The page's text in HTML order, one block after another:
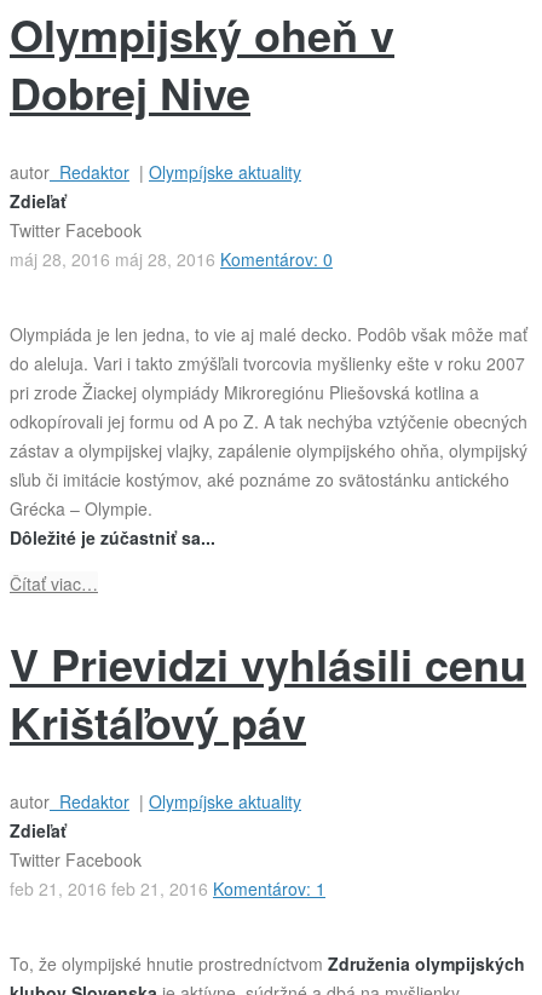
Olympijský oheň v
Dobrej Nive
autor Redaktor | Olympíjske aktuality
Zdieľať
Twitter Facebook
máj 28, 2016 máj 28, 2016 Komentárov: 0
Olympiáda je len jedna, to vie aj malé decko. Podôb však môže mať
do aleluja. Vari i takto zmýšľali tvorcovia myšlienky ešte v roku 2007
pri zrode Žiackej olympiády Mikroregiónu Pliešovská kotlina a
odkopírovali jej formu od A po Z. A tak nechýba vztýčenie obecných
zástav a olympijskej vlajky, zapálenie olympijského ohňa, olympijský
sľub či imitácie kostýmov, aké poznáme zo svätostánku antického
Grécka – Olympie.
Dôležité je zúčastniť sa...
Čítať viac…
V Prievidzi vyhlásili cenu
Krištáľový páv
autor Redaktor | Olympíjske aktuality
Zdieľať
Twitter Facebook
feb 21, 2016 feb 21, 2016 Komentárov: 1
To, že olympijské hnutie prostredníctvom Združenia olympijských